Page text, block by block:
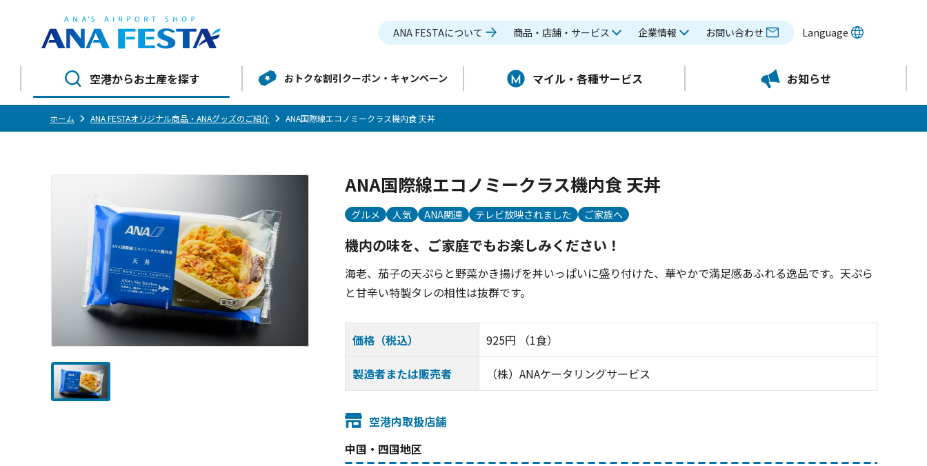
ANA FESTAについて 商品・店舗・サービス 企業情報 お問い合わせ Language
空港からお土産を探す おトクな割引クーポン・キャンペーン マイル・各種サービス お知らせ
ホーム ANA FESTAオリジナル商品・ANAグッズのご紹介 ANA国際線エコノミークラス機内食 天丼
ANA国際線エコノミークラス機内食 天丼
グルメ 人気 ANA関連 テレビ放映されました ご家族へ
機内の味を、ご家庭でもお楽しみください！
海老、茄子の天ぷらと野菜かき揚げを丼いっぱいに盛り付けた、華やかで満足感あふれる逸品です。天ぷら
と甘辛い特製タレの相性は抜群です。
価格（税込） 925円 （1食）
製造者または販売者 （株）ANAケータリングサービス
空港内取扱店舗
中国・四国地区